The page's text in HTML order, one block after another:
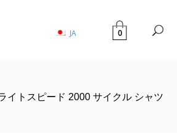
JA 0
イトスピード 2000 サイクル シャツ